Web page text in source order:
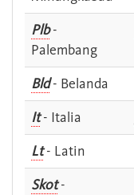
Plb-
Palembang
Bld- Belanda
It- Italia
Lt- Latin
Skot-